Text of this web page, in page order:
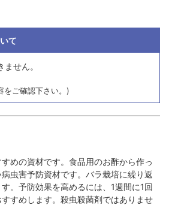
て
せん。
をご確認下さい。)
めの資材です。食品用のお酢から作っ
虫害予防資材です。バラ栽培に繰り返
。予防効果を高めるには、1週間に1回
すめします。殺虫殺菌剤ではありませ